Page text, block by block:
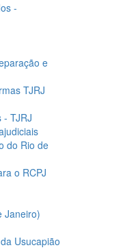
-
e
TJRJ
- TJRJ
do Rio de
o RCPJ
Janeiro)
Usucapião